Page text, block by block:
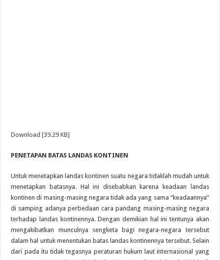
Download [39.29 KB]
PENETAPAN BATAS LANDAS KONTINEN
Untuk menetapkan landas kontinen suatu negara tidaklah mudah untuk
menetapkan batasnya. Hal ini disebabkan karena keadaan landas
kontinen di masing-masing negara tidak ada yang sama “keadaannya”
di samping adanya perbedaan cara pandang masing-masing negara
terhadap landas kontinennya. Dengan demikian hal ini tentunya akan
mengakibatkan munculnya sengketa bagi negara-negara tersebut
dalam hal untuk menentukan batas landas kontinennya tersebut. Selain
dari pada itu tidak tegasnya peraturan hukum laut internasional yang